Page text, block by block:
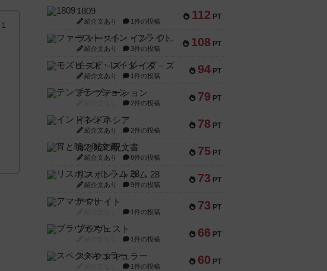
1
112 PT
1809
紹介文あり 1件の投稿
108 PT
ファースト・イン・フライト
紹介文あり 3件の投稿
94 PT
モズビ－ズ・レイダ－ズ
紹介文あり 1件の投稿
79 PT
テンプテーション
2件の投稿
78 PT
インドネシア
紹介文あり 2件の投稿
75 PT
宵と暁の呪文書
紹介文あり 8件の投稿
73 PT
リスボン・トラム 28
紹介文あり 9件の投稿
73 PT
アマナイト
1件の投稿
66 PT
ブラヴェスト
1件の投稿
60 PT
スペクタキュラー
1件の投稿